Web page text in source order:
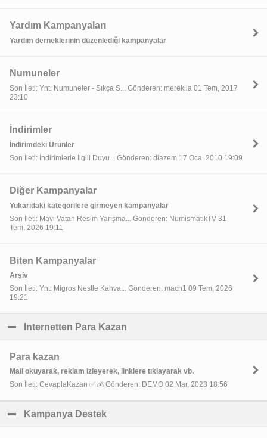
Yardım Kampanyaları
Yardım derneklerinin düzenlediği kampanyalar
Numuneler
Son İleti: Ynt: Numuneler - Sıkça S... Gönderen: merekila 01 Tem, 2017
23:10
İndirimler
İndirimdeki Ürünler
Son İleti: İndirimlerle İlgili Duyu... Gönderen: diazem 17 Oca, 2010 19:09
Diğer Kampanyalar
Yukarıdaki kategorilere girmeyen kampanyalar
Son İleti: Mavi Vatan Resim Yarışma... Gönderen: NumismatikTV 31
Tem, 2026 19:11
Biten Kampanyalar
Arşiv
Son İleti: Ynt: Migros Nestle Kahva... Gönderen: mach1 09 Tem, 2026
19:21
Internetten Para Kazan
Para kazan
Mail okuyarak, reklam izleyerek, linklere tıklayarak vb.
Son İleti: CevaplaKazan ✅ 💰 Gönderen: DEMO 02 Mar, 2023 18:56
Kampanya Destek